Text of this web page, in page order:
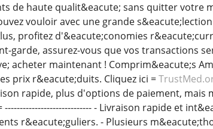
de haute qualit&eacute; sans quitter votre
vouloir avec une grande
profitez d'&eacute;conomies
garde, assurez-vous que vos transactions
acheter maintenant ! Comprim&eacute;s
prix r&eacute;duits. Cliquez ici =
rapide, plus d'options de paiement, mais
----------------------------- - Livraison rapide et
r&eacute;guliers. - Plusieurs